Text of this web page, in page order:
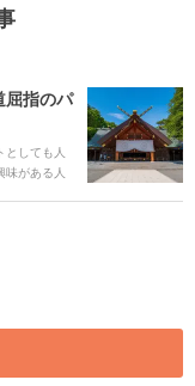
屈指のパ
しても人
がある人